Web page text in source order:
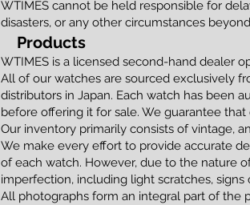
WTIMES cannot be held responsible for
disasters, or any other circumstances
Products
WTIMES is a licensed second-hand dealer
All of our watches are sourced exclusively
distributors in Japan. Each watch has been
before offering it for sale. We guarantee
Our inventory primarily consists of vintage,
We make every effort to provide accurate
of each watch. However, due to the nature
imperfection, including light scratches,
All photographs form an integral part of the